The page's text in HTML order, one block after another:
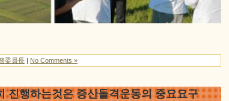
委員長 | No Comments »
진행하는것은 증산돌격운동의 중요요구